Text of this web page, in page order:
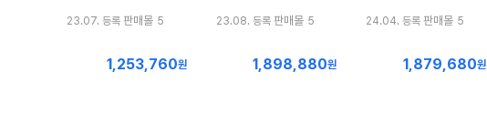
23.07. 등록 판매몰 5
최1,253,760원
23.08. 등록 판매몰 5
최1,898,880원
24.04. 등록 판매몰 5
최1,879,680원